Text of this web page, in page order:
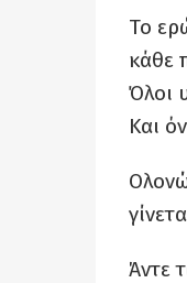
Το
κάθε
Όλοι
Και
Άντε